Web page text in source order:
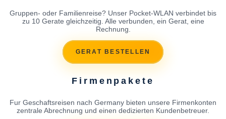
Gruppen- oder Familienreise? Unser Pocket-WLAN verbindet bis
zu 10 Gerate gleichzeitig. Alle verbunden, ein Gerat, eine
Rechnung.
GERAT BESTELLEN
Firmenpakete
Fur Geschaftsreisen nach Germany bieten unsere Firmenkonten
zentrale Abrechnung und einen dedizierten Kundenbetreuer.